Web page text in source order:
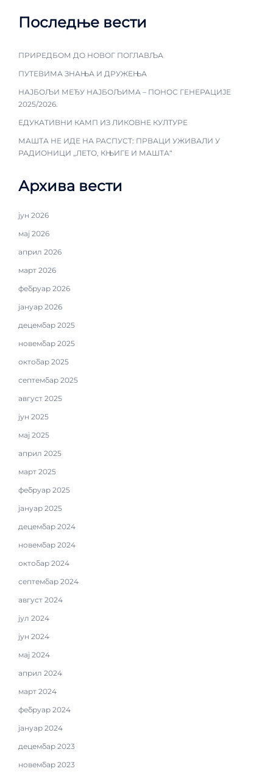
Последње вести
ПРИРЕДБОМ ДО НОВОГ ПОГЛАВЉА
ПУТЕВИМА ЗНАЊА И ДРУЖЕЊА
НАЈБОЉИ МЕЂУ НАЈБОЉИМА – ПОНОС ГЕНЕРАЦИЈЕ
2025/2026.
ЕДУКАТИВНИ КАМП ИЗ ЛИКОВНЕ КУЛТУРЕ
МАШТА НЕ ИДЕ НА РАСПУСТ: ПРВАЦИ УЖИВАЛИ У
РАДИОНИЦИ „ЛЕТО, КЊИГЕ И МАШТА“
Архива вести
јун 2026
мај 2026
април 2026
март 2026
фебруар 2026
јануар 2026
децембар 2025
новембар 2025
октобар 2025
септембар 2025
август 2025
јун 2025
мај 2025
април 2025
март 2025
фебруар 2025
јануар 2025
децембар 2024
новембар 2024
октобар 2024
септембар 2024
август 2024
јул 2024
јун 2024
мај 2024
април 2024
март 2024
фебруар 2024
јануар 2024
децембар 2023
новембар 2023